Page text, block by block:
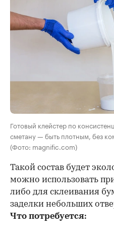
Готовый клейстер по
сметану — быть плотным, без
(Фото: magnific.com)
Такой состав будет
можно использовать
либо для склеивания
заделки небольших
Что потребуется: